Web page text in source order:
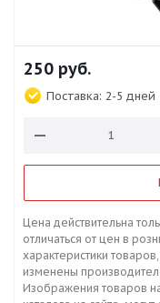
250 руб.
Поставка: 2-5 дней
Цена действительна
отличаться от цен в
характеристики
изменены
Изображения товаров